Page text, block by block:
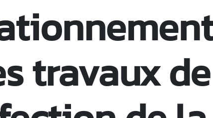
travaux de